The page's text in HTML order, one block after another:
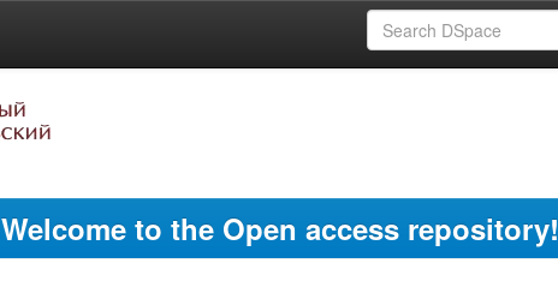
Welcome to the Open access repository!